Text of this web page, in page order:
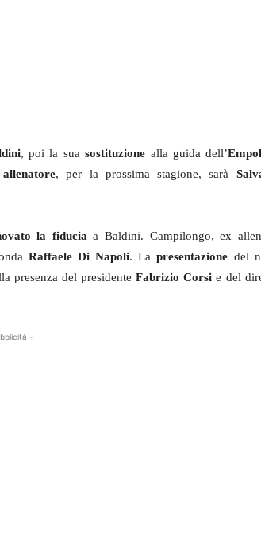
, poi la suasostituzione alla guida dell’
, per la prossima stagione, sarà
la fiduciaa Baldini. Campilongo, ex
Raffaele Di Napoli. Lapresentazione del
presenza del presidenteFabrizio Corsi e del
-